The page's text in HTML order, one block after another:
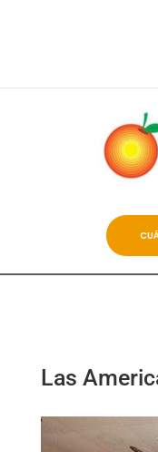
Las